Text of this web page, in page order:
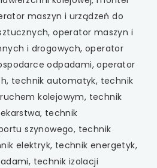
link otwiera się w nowej karcie
link otwiera się w nowej karcie
link otwiera się w nowej karcie
maszyn i urządzeń do
operator maszyn i
i drogowych, operator
odpadami, operator
technik automatyk, technik
kolejowym, technik
technik
szynowego, technik
elektryk, technik energetyk,
technik izolacji